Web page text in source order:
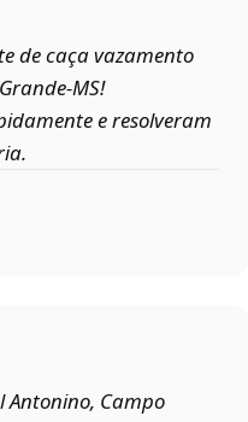
de caça vazamento
e resolveram
Antonino, Campo